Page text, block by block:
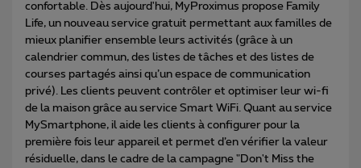
confortable. Dès aujourd'hui, MyProximus propose Family
Life, un nouveau service gratuit permettant aux familles de
mieux planifier ensemble leurs activités (grâce à un
calendrier commun, des listes de tâches et des listes de
courses partagés ainsi qu’un espace de communication
privé). Les clients peuvent contrôler et optimiser leur wi-fi
de la maison grâce au service Smart WiFi. Quant au service
MySmartphone, il aide les clients à configurer pour la
première fois leur appareil et permet d’en vérifier la valeur
résiduelle, dans le cadre de la campagne "Don't Miss the